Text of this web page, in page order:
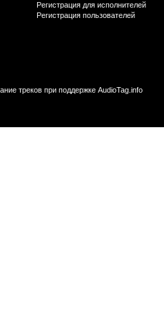
Регистрация для исполнителей
Регистрация пользователей
треков при поддержке AudioTag.info